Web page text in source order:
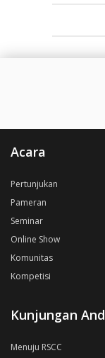
Acara
Pertunjukan
Pameran
Seminar
Online Show
Komunitas
Kompetisi
Kunjungan
Menuju RSCC